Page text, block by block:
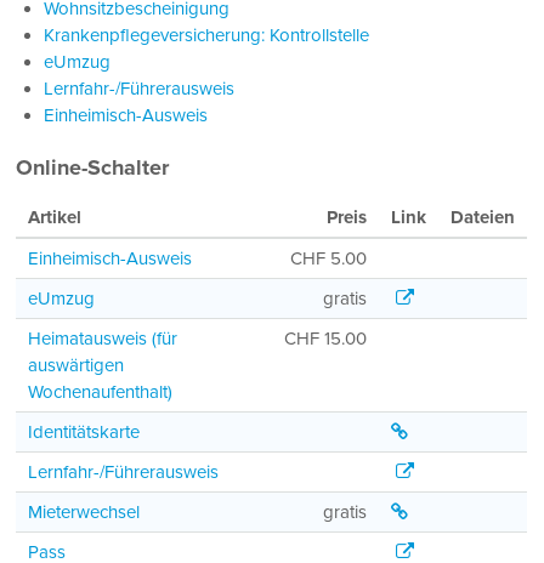
Wohnsitzbescheinigung
Krankenpflegeversicherung: Kontrollstelle
eUmzug
Lernfahr-/Führerausweis
Einheimisch-Ausweis
Online-Schalter
Artikel Preis Link
Dateien
Einheimisch-Ausweis
CHF 5.00
eUmzug
gratis
eUmzug
Heimatausweis (für
auswärtigen
Wochenaufenthalt)
CHF 15.00
Identitätskarte
Identitätskarte
Lernfahr-/Führerausweis
Lernfahr-/
Mieterwechsel
gratis
Mieterwechsel
Pass
Pass